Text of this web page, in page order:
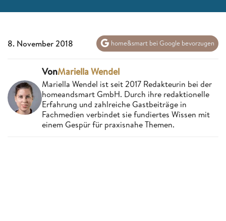
8. November 2018 home&smart bei Google bevorzugen
VonMariella Wendel
Mariella Wendel ist seit 2017 Redakteurin bei der
homeandsmart GmbH. Durch ihre redaktionelle
Erfahrung und zahlreiche Gastbeiträge in
Fachmedien verbindet sie fundiertes Wissen mit
einem Gespür für praxisnahe Themen.